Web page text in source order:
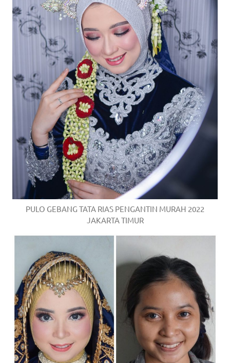
PULO GEBANG TATA RIAS PENGANTIN MURAH 2022
JAKARTA TIMUR